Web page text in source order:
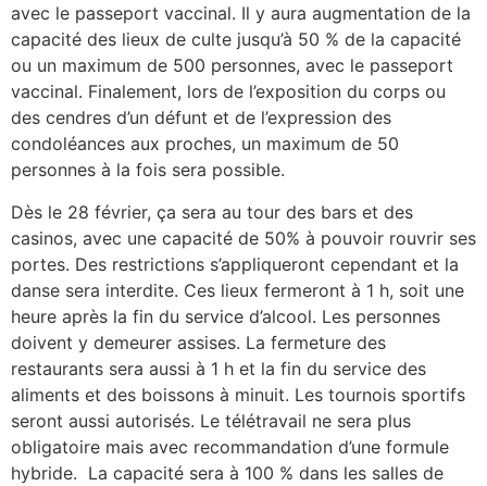
avec le passeport vaccinal. Il y aura augmentation de la
capacité des lieux de culte jusqu’à 50 % de la capacité
ou un maximum de 500 personnes, avec le passeport
vaccinal. Finalement, lors de l’exposition du corps ou
des cendres d’un défunt et de l’expression des
condoléances aux proches, un maximum de 50
personnes à la fois sera possible.
Dès le 28 février, ça sera au tour des bars et des
casinos, avec une capacité de 50% à pouvoir rouvrir ses
portes. Des restrictions s’appliqueront cependant et la
danse sera interdite. Ces lieux fermeront à 1 h, soit une
heure après la fin du service d’alcool. Les personnes
doivent y demeurer assises. La fermeture des
restaurants sera aussi à 1 h et la fin du service des
aliments et des boissons à minuit. Les tournois sportifs
seront aussi autorisés. Le télétravail ne sera plus
obligatoire mais avec recommandation d’une formule
hybride. La capacité sera à 100 % dans les salles de